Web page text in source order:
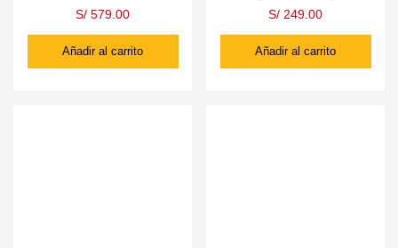
S/ 579.00
Añadir al carrito
S/ 249.00
Añadir al carrito